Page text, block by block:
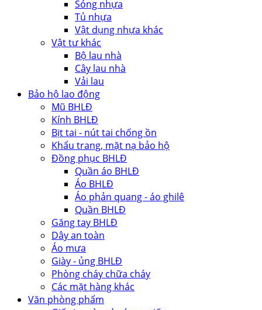
Sóng nhựa
Tủ nhựa
Vật dụng nhựa khác
Vật tư khác
Bộ lau nhà
Cây lau nhà
Vải lau
Bảo hộ lao động
Mũ BHLĐ
Kính BHLĐ
Bịt tai - nút tai chống ồn
Khẩu trang, mặt nạ bảo hộ
Đồng phục BHLĐ
Quần áo BHLĐ
Áo BHLĐ
Áo phản quang - áo ghilê
Quần BHLĐ
Găng tay BHLĐ
Dây an toàn
Áo mưa
Giày - ủng BHLĐ
Phòng cháy chữa cháy
Các mặt hàng khác
Văn phòng phẩm